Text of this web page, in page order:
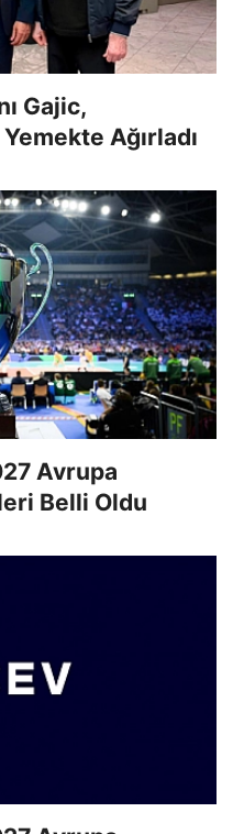
Gajic,
Ağırladı
Avrupa
Belli Oldu